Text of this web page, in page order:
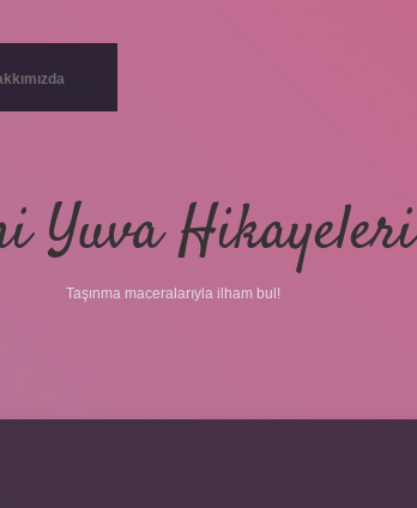
Yuva Hikayeleri
Taşınma maceralarıyla ilham bul!